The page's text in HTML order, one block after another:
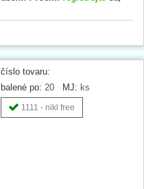
číslo tovaru:
balené po: 20 MJ: ks
1111 - nikl free